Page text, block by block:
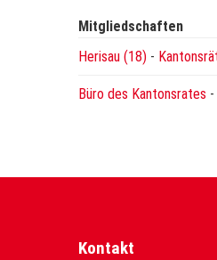
Mitgliedschaften
Herisau (18) -
Büro des Kantonsrates -
Kontakt